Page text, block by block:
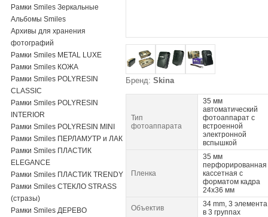
Рамки Smiles Зеркальные
Альбомы Smiles
Архивы для хранения
фотографий
Рамки Smiles METAL LUXE
Рамки Smiles КОЖА
Рамки Smiles POLYRESIN
CLASSIC
Рамки Smiles POLYRESIN
INTERIOR
Рамки Smiles POLYRESIN MINI
Рамки Smiles ПЕРЛАМУТР и ЛАК
Рамки Smiles ПЛАСТИК
ELEGANCE
Рамки Smiles ПЛАСТИК TRENDY
Рамки Smiles СТЕКЛО STRASS
(стразы)
Рамки Smiles ДЕРЕВО
Бренд: Skina
Тип
фотоаппарата
35 мм
автоматический
фотоаппарат с
встроенной
электронной
вспышкой
Пленка
35 мм
перфорированная
кассетная с
форматом кадра
24х36 мм
Объектив
34 mm, 3 элемента
в 3 группах